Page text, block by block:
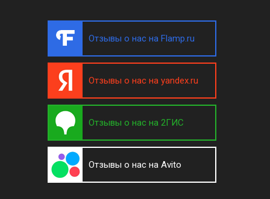
Отзывы о нас на Flamp.ru
Отзывы о нас на yandex.ru
Отзывы о нас на 2ГИС
Отзывы о нас на Avito